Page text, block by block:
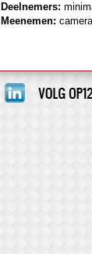
Deelnemers:
Meenemen: